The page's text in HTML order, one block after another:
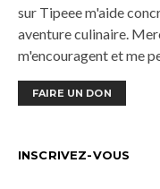
sur Tipeee m'aide
aventure culinaire.
m'encouragent et me
FAIRE UN DON
INSCRIVEZ-VOUS